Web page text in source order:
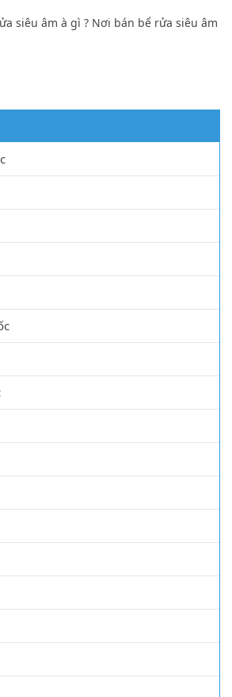
siêu âm à gì ? Nơi bán bể rửa siêu âm